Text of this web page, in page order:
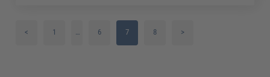
< 1 … 6 7 8 >